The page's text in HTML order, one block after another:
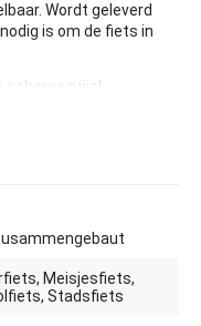
Wordt geleverd
is om de fiets in
scherpe prijs!
Meisjesfiets,
Stadsfiets